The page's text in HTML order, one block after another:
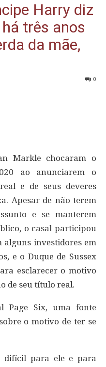
Harry diz
três anos
da mãe,
0
Markle chocaram o
ao anunciarem o
e de seus deveres
Apesar de não terem
e se manterem
o casal participou
alguns investidores em
e o Duque de Sussex
esclarecer o motivo
de seu título real.
Page Six, uma fonte
o motivo de ter se
difícil para ele e para